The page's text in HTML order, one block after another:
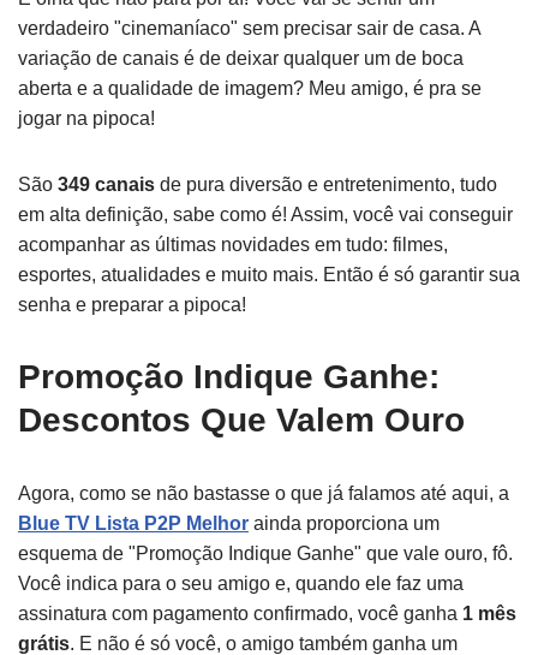
verdadeiro "cinemaníaco" sem precisar sair de casa. A
variação de canais é de deixar qualquer um de boca
aberta e a qualidade de imagem? Meu amigo, é pra se
jogar na pipoca!
São 349 canais de pura diversão e entretenimento, tudo
em alta definição, sabe como é! Assim, você vai conseguir
acompanhar as últimas novidades em tudo: filmes,
esportes, atualidades e muito mais. Então é só garantir sua
senha e preparar a pipoca!
Promoção Indique Ganhe:
Descontos Que Valem Ouro
Agora, como se não bastasse o que já falamos até aqui, a
Blue TV Lista P2P Melhor ainda proporciona um
esquema de "Promoção Indique Ganhe" que vale ouro, fô.
Você indica para o seu amigo e, quando ele faz uma
assinatura com pagamento confirmado, você ganha 1 mês
grátis. E não é só você, o amigo também ganha um